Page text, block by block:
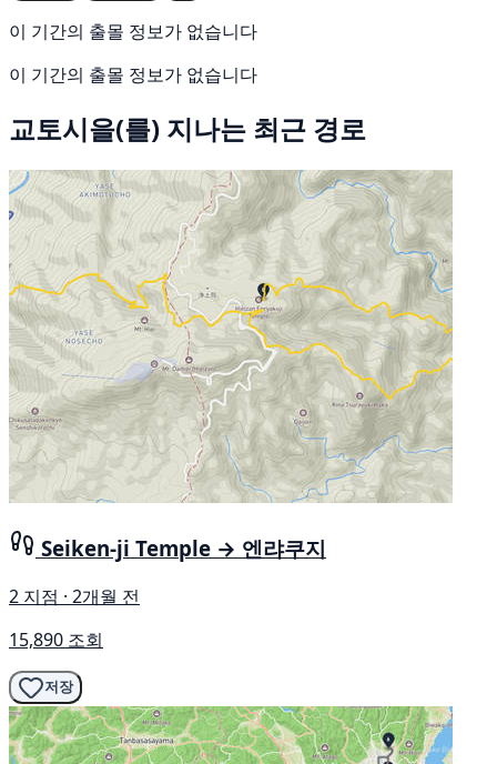
이 기간의 출몰 정보가 없습니다
이 기간의 출몰 정보가 없습니다
교토시을(를) 지나는 최근 경로
Seiken-ji Temple → 엔랴쿠지
2 지점 · 2개월 전
15,890 조회
저장